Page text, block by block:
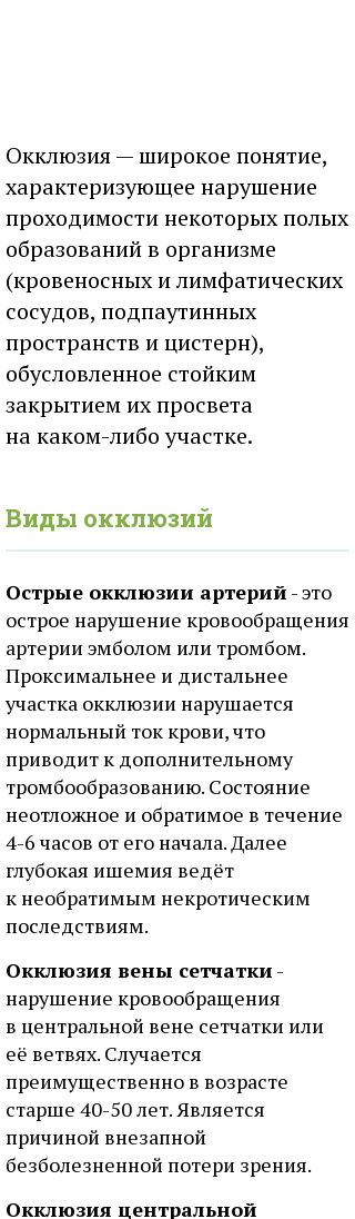
Окклюзия — широкое понятие,
характеризующее нарушение
проходимости некоторых полых
образований в организме
(кровеносных и лимфатических
сосудов, подпаутинных
пространств и цистерн),
обусловленное стойким
закрытием их просвета
на каком-либо участке.
Виды окклюзий
Острые окклюзии артерий - это
острое нарушение кровообращения
артерии эмболом или тромбом.
Проксимальнее и дистальнее
участка окклюзии нарушается
нормальный ток крови, что
приводит к дополнительному
тромбообразованию. Состояние
неотложное и обратимое в течение
4-6 часов от его начала. Далее
глубокая ишемия ведёт
к необратимым некротическим
последствиям.
Окклюзия вены сетчатки -
нарушение кровообращения
в центральной вене сетчатки или
её ветвях. Случается
преимущественно в возрасте
старше 40-50 лет. Является
причиной внезапной
безболезненной потери зрения.
Окклюзия центральной